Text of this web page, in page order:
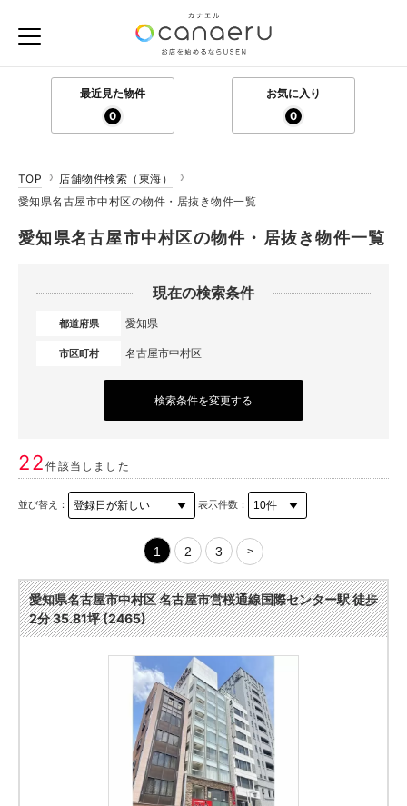
最近見た物件
0
お気に入り
0
TOP
店舗物件検索（東海）
愛知県名古屋市中村区の物件・居抜き物件一覧
愛知県名古屋市中村区の物件・居抜き物件一覧
現在の検索条件
都道府県 愛知県
市区町村 名古屋市中村区
検索条件を変更する
22件該当しました
並び替え： 表示件数：
1 2 3 >
愛知県名古屋市中村区 名古屋市営桜通線国際センター駅 徒歩
2分 35.81坪 (2465)